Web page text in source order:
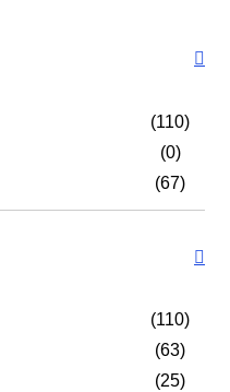
(110)
(0)
(67)
(110)
(63)
(25)